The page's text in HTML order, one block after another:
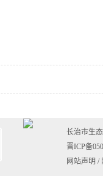
长治市生
晋ICP备
网站声明 /